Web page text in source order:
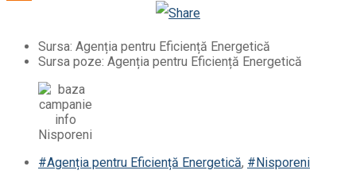
Odnoklassniki
Sursa: Agenția pentru Eficiență Energetică
Sursa poze: Agenția pentru Eficiență Energetică
#Agenția pentru Eficiență Energetică, #Nisporeni